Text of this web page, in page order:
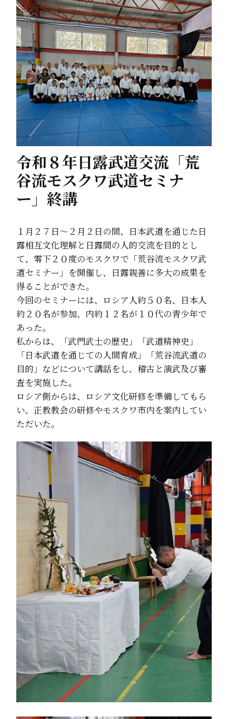
令和８年日露武道交流「荒
谷流モスクワ武道セミナ
ー」終講
１月２７日～２月２日の間、日本武道を通じた日
露相互文化理解と日露間の人的交流を目的とし
て、零下２０度のモスクワで「荒谷流モスクワ武
道セミナー」を開催し、日露親善に多大の成果を
得ることができた。
今回のセミナーには、ロシア人約５０名、日本人
約２０名が参加、内約１２名が１０代の青少年で
あった。
私からは、「武門武士の歴史」「武道精神史」
「日本武道を通じての人間育成」「荒谷流武道の
目的」などについて講話をし、稽古と演武及び審
査を実施した。
ロシア側からは、ロシア文化研修を準備してもら
い、正教教会の研修やモスクワ市内を案内してい
ただいた。